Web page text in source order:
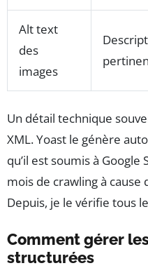
Alt text
des
images
Un détail technique
XML. Yoast le génère
qu’il est soumis à Google
mois de crawling à cause
Depuis, je le vérifie tous
Comment gérer
structurées